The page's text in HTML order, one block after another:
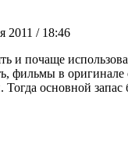
2011 / 18:46
и почаще
фильмы в оригинале
Тогда основной запас